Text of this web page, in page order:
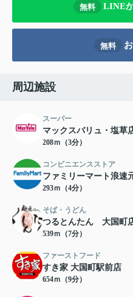
無料 LINE
無料
周辺施設
スーパー
マックスバリュ・塩草
208ｍ（3分）
コンビニエンスストア
ファミリーマート浪速
293ｍ（4分）
そば・うどん
つるとんたん 大国町
539ｍ（7分）
ファーストフード
すき家 大国町駅前店
654ｍ（9分）